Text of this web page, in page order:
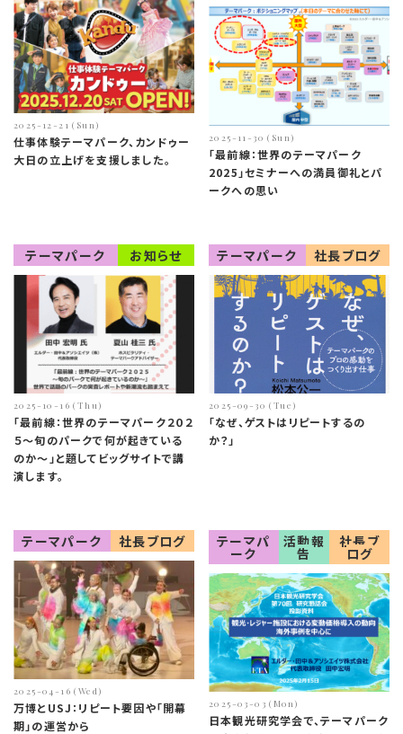
2025-12-21 (Sun)
仕事体験テーマパーク、カンドゥー
大日の立上げを支援しました。
2025-11-30 (Sun)
「最前線：世界のテーマパーク
2025」セミナーへの満員御礼とパ
ークへの思い
テーマパーク お知らせ
2025-10-16 (Thu)
「最前線：世界のテーマパーク２０２
５～旬のパークで何が起きている
のか～」と題してビッグサイトで講
演します。
テーマパーク 社長ブログ
2025-09-30 (Tue)
「なぜ、ゲストはリピートするの
か？」
テーマパーク 社長ブログ
2025-04-16 (Wed)
万博とUSJ：リピート要因や「開幕
期」の運営から
テーマパ
ーク
活動報
告
社長ブ
ログ
2025-03-03 (Mon)
日本観光研究学会で、テーマパーク